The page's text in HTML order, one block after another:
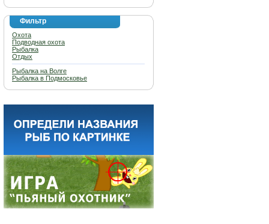
Фильтр
Охота
Подводная охота
Рыбалка
Отдых
Рыбалка на Волге
Рыбалка в Подмосковье